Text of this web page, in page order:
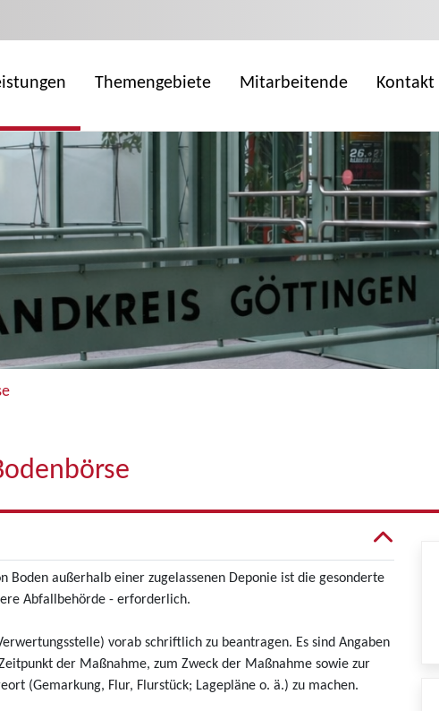
Themengebiete Mitarbeitende Kontakt
Boden außerhalb einer zugelassenen Deponie ist die gesonderte
Abfallbehörde - erforderlich.
vorab schriftlich zu beantragen. Es sind Angaben
der Maßnahme, zum Zweck der Maßnahme sowie zur
(Gemarkung, Flur, Flurstück; Lagepläne o. ä.) zu machen.